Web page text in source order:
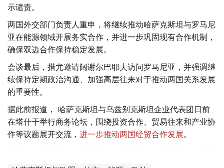
示谴责。
两国外交部门负责人重申，将继续推动哈萨克斯坦与罗马尼
亚在能源领域开展务实合作，并进一步巩固现有合作机制，
确保双边合作保持稳定发展。
会谈最后，措尤邀请阔谢尔巴耶夫访问罗马尼亚，并强调继
续保持定期政治沟通、加强高层往来对于推动两国关系发展
的重要性。
据此前报道， 哈萨克斯坦与乌兹别克斯坦企业代表团日前
在塔什干举行商务论坛，围绕投资合作、贸易往来和产业协
作等议题展开交流， 进一步推动两国经贸合作发展。